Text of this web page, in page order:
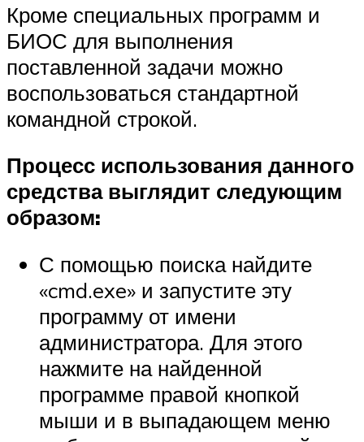
Кроме специальных программ и
БИОС для выполнения
поставленной задачи можно
воспользоваться стандартной
командной строкой.
Процесс использования данного
средства выглядит следующим
образом:
С помощью поиска найдите
«cmd.exe» и запустите эту
программу от имени
администратора. Для этого
нажмите на найденной
программе правой кнопкой
мыши и в выпадающем меню